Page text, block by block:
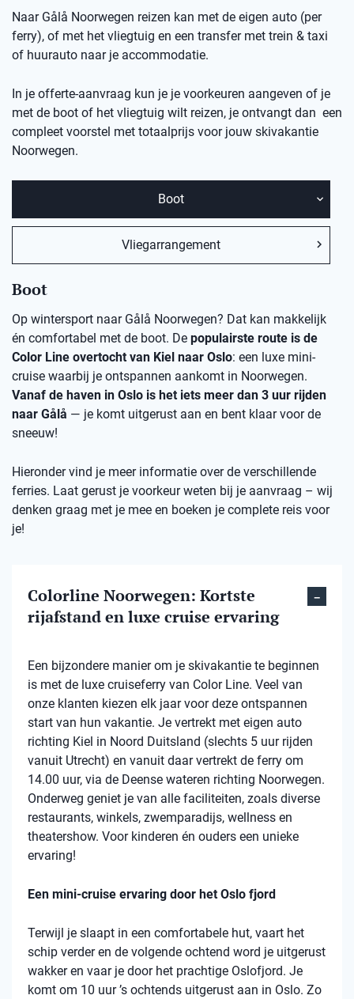
Naar Gålå Noorwegen reizen kan met de eigen auto (per
ferry), of met het vliegtuig en een transfer met trein & taxi
of huurauto naar je accommodatie.
In je offerte-aanvraag kun je je voorkeuren aangeven of je
met de boot of het vliegtuig wilt reizen, je ontvangt dan een
compleet voorstel met totaalprijs voor jouw skivakantie
Noorwegen.
Boot
Vliegarrangement
Boot
Op wintersport naar Gålå Noorwegen? Dat kan makkelijk
én comfortabel met de boot. De populairste route is de
Color Line overtocht van Kiel naar Oslo: een luxe mini-
cruise waarbij je ontspannen aankomt in Noorwegen.
Vanaf de haven in Oslo is het iets meer dan 3 uur rijden
naar Gålå — je komt uitgerust aan en bent klaar voor de
sneeuw!
Hieronder vind je meer informatie over de verschillende
ferries. Laat gerust je voorkeur weten bij je aanvraag – wij
denken graag met je mee en boeken je complete reis voor
je!
Colorline Noorwegen: Kortste
rijafstand en luxe cruise ervaring
Een bijzondere manier om je skivakantie te beginnen
is met de luxe cruiseferry van Color Line. Veel van
onze klanten kiezen elk jaar voor deze ontspannen
start van hun vakantie. Je vertrekt met eigen auto
richting Kiel in Noord Duitsland (slechts 5 uur rijden
vanuit Utrecht) en vanuit daar vertrekt de ferry om
14.00 uur, via de Deense wateren richting Noorwegen.
Onderweg geniet je van alle faciliteiten, zoals diverse
restaurants, winkels, zwemparadijs, wellness en
theatershow. Voor kinderen én ouders een unieke
ervaring!
Een mini-cruise ervaring door het Oslo fjord
Terwijl je slaapt in een comfortabele hut, vaart het
schip verder en de volgende ochtend word je uitgerust
wakker en vaar je door het prachtige Oslofjord. Je
komt om 10 uur ’s ochtends uitgerust aan in Oslo. Zo